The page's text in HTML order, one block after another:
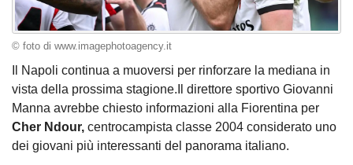
© foto di www.imagephotoagency.it
Il Napoli continua a muoversi per rinforzare la mediana in
vista della prossima stagione.Il direttore sportivo Giovanni
Manna avrebbe chiesto informazioni alla Fiorentina per
Cher Ndour, centrocampista classe 2004 considerato uno
dei giovani più interessanti del panorama italiano.